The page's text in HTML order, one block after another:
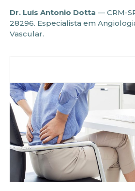
Dr. Luís Antonio Dotta — CRM-
28296. Especialista em
Vascular.